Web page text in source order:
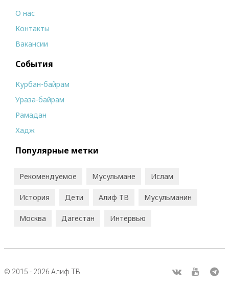
О нас
Контакты
Вакансии
События
Курбан-байрам
Ураза-байрам
Рамадан
Хадж
Популярные метки
Рекомендуемое Мусульмане Ислам
История Дети Алиф ТВ Мусульманин
Москва Дагестан Интервью
© 2015 - 2026 Алиф ТВ